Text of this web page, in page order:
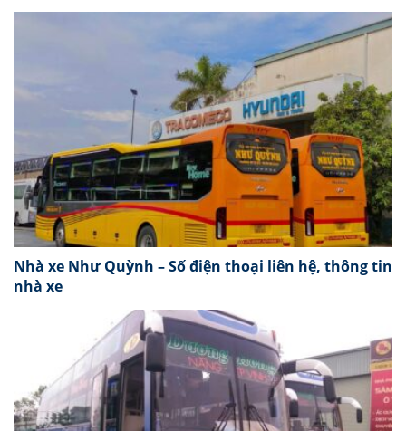
Nhà xe Như Quỳnh – Số điện thoại liên hệ, thông tin
nhà xe